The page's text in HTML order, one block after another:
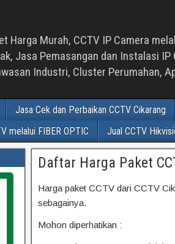
Harga Murah, CCTV IP Camera
Jasa Pemasangan dan Instalasi
Industri, Cluster Perumahan,
Jasa Cek dan Perbaikan CCTV Cikarang
melalui FIBER OPTIC Jual CCTV
Daftar Harga Paket
Harga paket CCTV dari CCTV
sebagainya.
Mohon diperhatikan :